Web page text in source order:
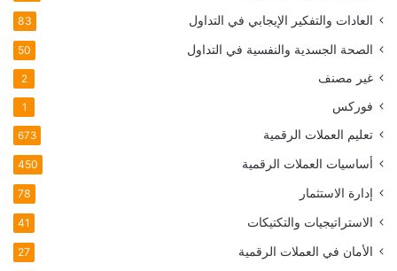
العادات والتفكير الإيجابي في التداول 83
الصحة الجسدية والنفسية في التداول 50
غير مصنف 2
فوركس 1
تعليم العملات الرقمية 673
أساسيات العملات الرقمية 450
إدارة الاستثمار 78
الاستراتيجيات والتكتيكات 41
الأمان في العملات الرقمية 27